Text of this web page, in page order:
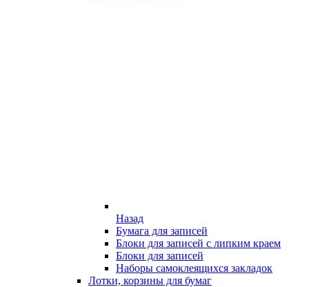
Назад
Бумага для записей
Блоки для записей с липким краем
Блоки для записей
Наборы самоклеящихся закладок
Лотки, корзины для бумаг